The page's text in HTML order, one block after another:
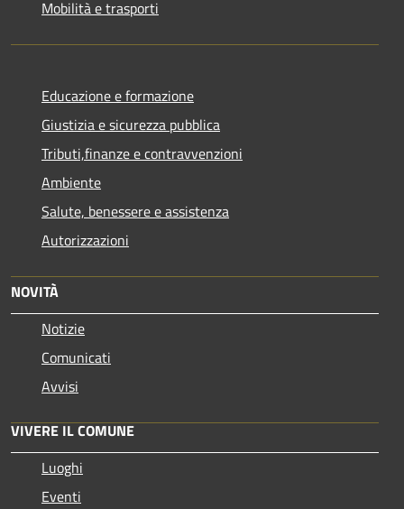
Mobilità e trasporti
Educazione e formazione
Giustizia e sicurezza pubblica
Tributi,finanze e contravvenzioni
Ambiente
Salute, benessere e assistenza
Autorizzazioni
NOVITÀ
Notizie
Comunicati
Avvisi
VIVERE IL COMUNE
Luoghi
Eventi